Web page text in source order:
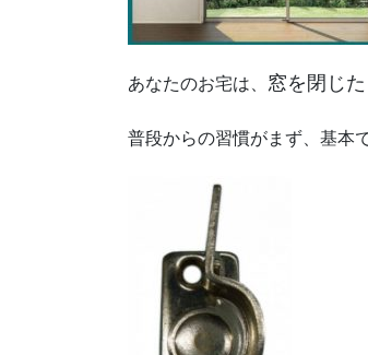
あなたのお宅は、 窓を閉じ
普段からの習慣がまず、基本で